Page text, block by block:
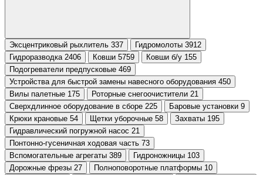
Эксцентриковый рыхлитель 337
Гидромолоты 3912
Гидроразводка 2406
Ковши 5759
Ковши б/у 155
Подогреватели предпусковые 469
Устройства для быстрой замены навесного оборудования 450
Вилы палетные 175
Роторные снегоочистители 21
Сверхдлинное оборудование в сборе 225
Баровые установки 9
Крюки крановые 54
Щетки уборочные 58
Захваты 195
Гидравлический погружной насос 21
Понтонно-гусеничная ходовая часть 73
Вспомогательные агрегаты 389
Гидроножницы 103
Дорожные фрезы 27
Полноповоротные платформы 10